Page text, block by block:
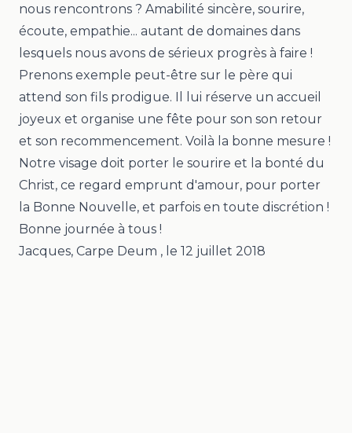
nous rencontrons ? Amabilité sincère, sourire,
écoute, empathie... autant de domaines dans
lesquels nous avons de sérieux progrès à faire !
Prenons exemple peut-être sur le père qui
attend son fils prodigue. Il lui réserve un accueil
joyeux et organise une fête pour son son retour
et son recommencement. Voilà la bonne mesure !
Notre visage doit porter le sourire et la bonté du
Christ, ce regard emprunt d'amour, pour porter
la Bonne Nouvelle, et parfois en toute discrétion !
Bonne journée à tous !
Jacques, Carpe Deum , le 12 juillet 2018